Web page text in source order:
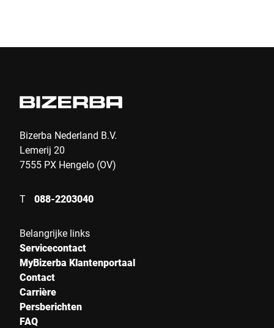
Bizerba Nederland B.V.
Lemerij 20
7555 PX Hengelo (OV)
T 088-2203040
Belangrijke links
Servicecontact
MyBizerba Klantenportaal
Contact
Carrière
Persberichten
FAQ